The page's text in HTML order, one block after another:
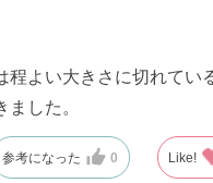
程よい大きさに切れてい
した。
参考になった 0 Like!